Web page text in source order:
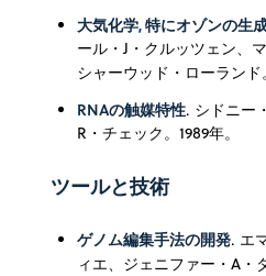
大気化学,特にオゾンの生
ール・J・クルッツェン、
シャーウッド・ローランド
RNAの触媒特性. シドニー
R・チェック。1989年。
ツールと技術
ゲノム編集手法の開発. エ
ィエ、ジェニファー・A・